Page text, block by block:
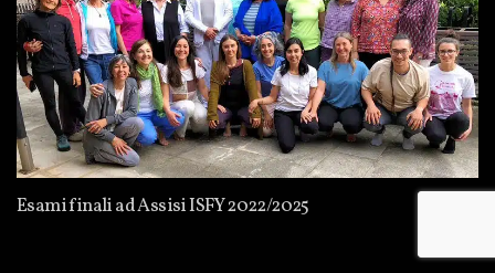
Esami finali ad Assisi ISFY 2022/2025